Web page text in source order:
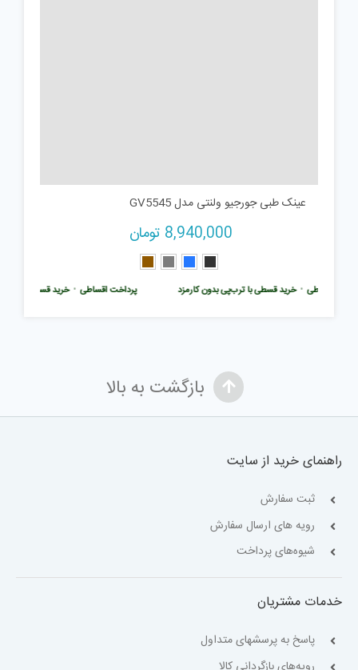
پرداخت اقساطی • خرید قسطی با اقساطی • خرید قسطی با ترب‌پی بدون کارمزد
عینک طبی جورجیو ولنتی مدل GV5545
8,940,000 تومان
بازگشت به بالا
راهنمای خرید از سایت
ثبت سفارش
رویه های ارسال سفارش
شیوه‌های پرداخت
خدمات مشتریان
پاسخ به پرسشهای متداول